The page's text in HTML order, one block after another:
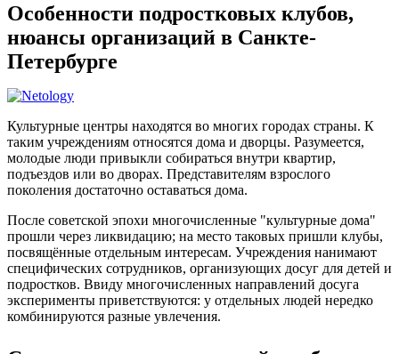
Особенности подростковых клубов,
нюансы организаций в Санкте-
Петербурге
Культурные центры находятся во многих городах страны. К
таким учреждениям относятся дома и дворцы. Разумеется,
молодые люди привыкли собираться внутри квартир,
подъездов или во дворах. Представителям взрослого
поколения достаточно оставаться дома.
После советской эпохи многочисленные "культурные дома"
прошли через ликвидацию; на место таковых пришли клубы,
посвящённые отдельным интересам. Учреждения нанимают
специфических сотрудников, организующих досуг для детей и
подростков. Ввиду многочисленных направлений досуга
эксперименты приветствуются: у отдельных людей нередко
комбинируются разные увлечения.